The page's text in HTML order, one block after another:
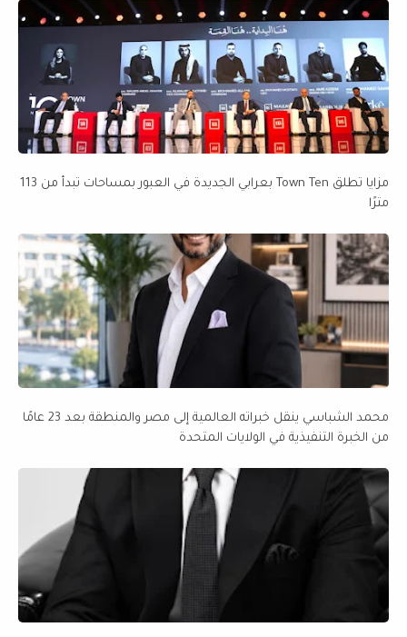
مزايا تطلق Town Ten بعرابي الجديدة في العبور بمساحات تبدأ من 113
مترًا
محمد الشباسي ينقل خبراته العالمية إلى مصر والمنطقة بعد 23 عامًا
من الخبرة التنفيذية في الولايات المتحدة